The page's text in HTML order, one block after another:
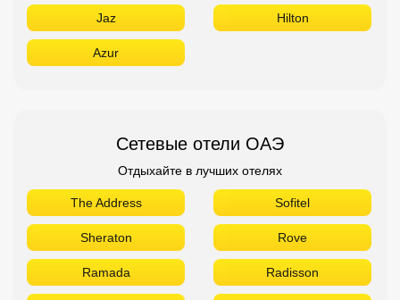
Jaz Hilton
Azur
Сетевые отели ОАЭ
Отдыхайте в лучших отелях
The Address Sofitel
Sheraton Rove
Ramada Radisson